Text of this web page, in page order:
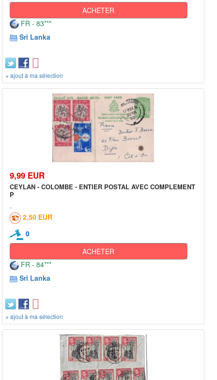
ACHETER
FR - 83***
Sri Lanka
+ ajout à ma sélection
9,99 EUR
CEYLAN - COLOMBE - ENTIER POSTAL AVEC COMPLEMENT
P
2,50 EUR
0
ACHETER
FR - 84***
Sri Lanka
+ ajout à ma sélection